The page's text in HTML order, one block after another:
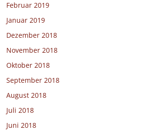
Februar 2019
Januar 2019
Dezember 2018
November 2018
Oktober 2018
September 2018
August 2018
Juli 2018
Juni 2018